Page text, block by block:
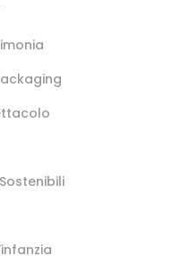
e nell’abbigliamento